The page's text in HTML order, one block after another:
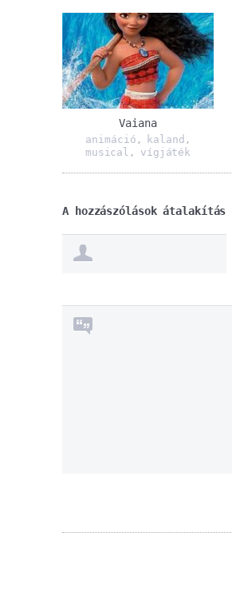
Vaiana
animáció , kaland ,
musical , vígjáték
A hozzászólások átalakítás